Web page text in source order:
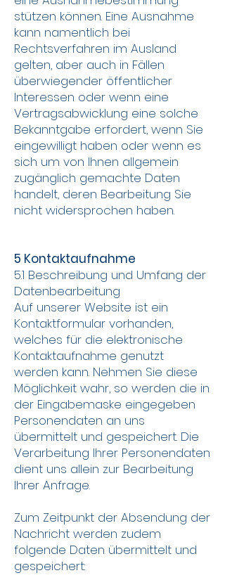
stützen können. Eine Ausnahme
kann namentlich bei
Rechtsverfahren im Ausland
gelten, aber auch in Fällen
überwiegender öffentlicher
Interessen oder wenn eine
Vertragsabwicklung eine solche
Bekanntgabe erfordert, wenn Sie
eingewilligt haben oder wenn es
sich um von Ihnen allgemein
zugänglich gemachte Daten
handelt, deren Bearbeitung Sie
nicht widersprochen haben.
5 Kontaktaufnahme
5.1 Beschreibung und Umfang der
Datenbearbeitung
Auf unserer Website ist ein
Kontaktformular vorhanden,
welches für die elektronische
Kontaktaufnahme genutzt
werden kann. Nehmen Sie diese
Möglichkeit wahr, so werden die in
der Eingabemaske eingegeben
Personendaten an uns
übermittelt und gespeichert. Die
Verarbeitung Ihrer Personendaten
dient uns allein zur Bearbeitung
Ihrer Anfrage.
Zum Zeitpunkt der Absendung der
Nachricht werden zudem
folgende Daten übermittelt und
gespeichert: